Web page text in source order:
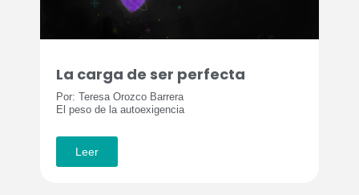
La carga de ser perfecta
Por: Teresa Orozco Barrera
El peso de la autoexigencia
Leer